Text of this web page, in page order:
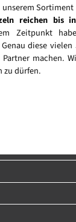
reichen bis
Zeitpunkt
diese
machen.
zu dürfen.